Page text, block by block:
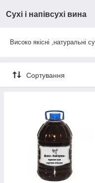
Сухі і напівсухі вина
Високо якісні ,натуральні
Сортування